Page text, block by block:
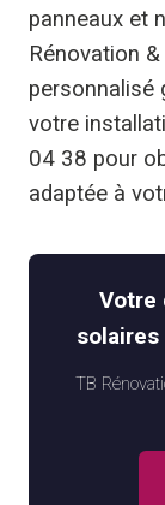
panneaux et
Rénovation
personnalisé
votre
04 38 pour
adaptée à
Votre
TB